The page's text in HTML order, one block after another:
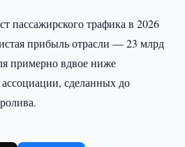
пассажирского трафика в 2026
прибыль отрасли — 23 млрд
примерно вдвое ниже
сделанных до